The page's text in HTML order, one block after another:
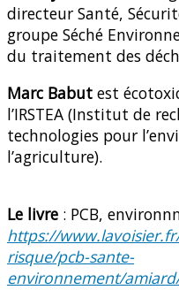
directeur Santé,
groupe Séché
du traitement des
Marc Babut est
l’IRSTEA (Institut de
technologies pour
l’agriculture).
Le livre : PCB,
https://
risque/pcb-sante-
environnement/